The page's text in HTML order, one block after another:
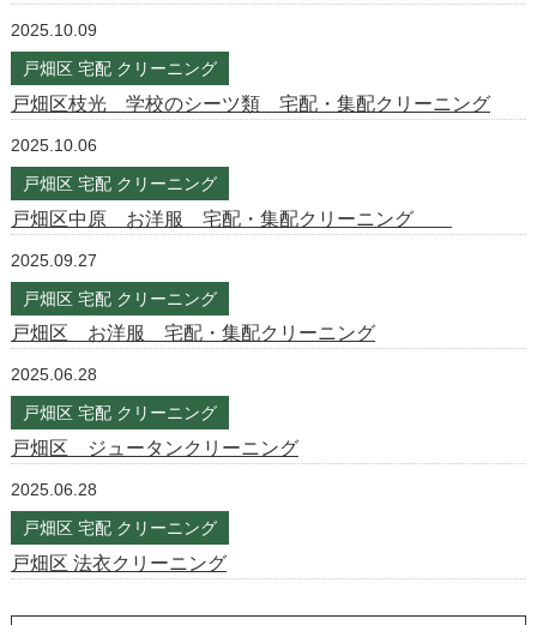
2025.10.09
戸畑区 宅配 クリーニング
戸畑区枝光 学校のシーツ類 宅配・集配クリーニング
2025.10.06
戸畑区 宅配 クリーニング
戸畑区中原 お洋服 宅配・集配クリーニング
2025.09.27
戸畑区 宅配 クリーニング
戸畑区 お洋服 宅配・集配クリーニング
2025.06.28
戸畑区 宅配 クリーニング
戸畑区 ジュータンクリーニング
2025.06.28
戸畑区 宅配 クリーニング
戸畑区 法衣クリーニング